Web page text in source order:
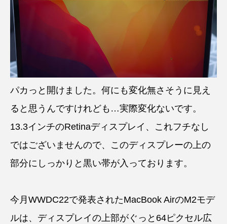
パカっと開けました。何にも変化無さそうに見え
ると思うんですけれども…実際変化ないです。
13.3インチのRetinaディスプレイ、これフチなし
ではございませんので、このディスプレーの上の
部分にしっかりと黒い帯が入っております。
今月WWDC22で発表されたMacBook AirのM2モデ
ルは、ディスプレイの上部がぐっと64ピクセル広